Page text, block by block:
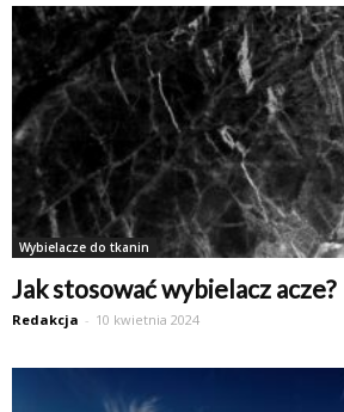
Wybielacze do tkanin
Jak stosować wybielacz acze?
Redakcja - 10 kwietnia 2024